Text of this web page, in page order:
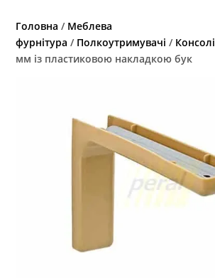
Головна / Меблева
фурнітура / Полкоутримувачі / Консолі
мм із пластиковою накладкою бук